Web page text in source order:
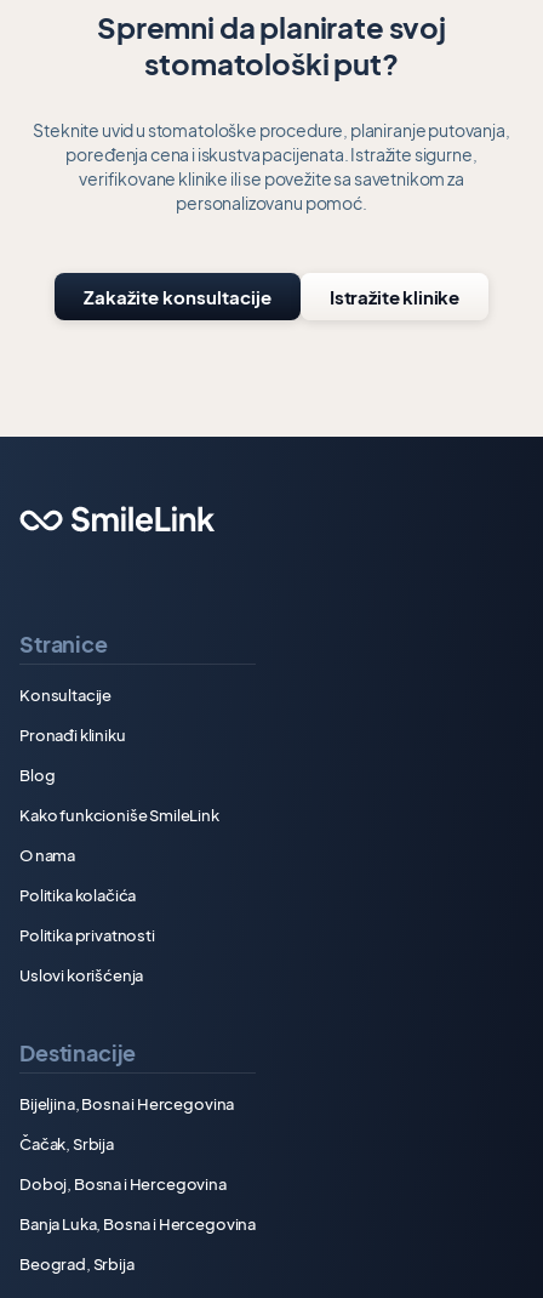
Spremni da planirate svoj
stomatološki put?
Steknite uvid u stomatološke procedure, planiranje putovanja,
poređenja cena i iskustva pacijenata. Istražite sigurne,
verifikovane klinike ili se povežite sa savetnikom za
personalizovanu pomoć.
Zakažite konsultacije Istražite klinike
Stranice
Konsultacije
Pronađi kliniku
Blog
Kako funkcioniše SmileLink
O nama
Politika kolačića
Politika privatnosti
Uslovi korišćenja
Destinacije
Bijeljina, Bosna i Hercegovina
Čačak, Srbija
Doboj, Bosna i Hercegovina
Banja Luka, Bosna i Hercegovina
Beograd, Srbija